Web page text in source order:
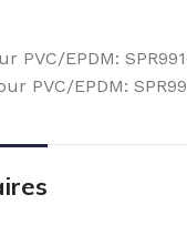
EPDM:
PVC/EPDM: